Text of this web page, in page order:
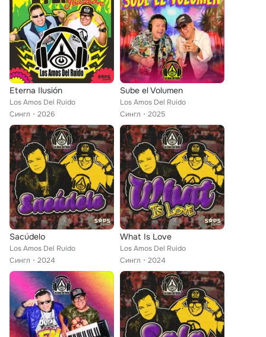
Eterna Ilusión
Los Amos Del Ruido
Сингл
2026
Sube el Volumen
Los Amos Del Ruido
Сингл
2025
Sacúdelo
Los Amos Del Ruido
Сингл
2024
What Is Love
Los Amos Del Ruido
Сингл
2024